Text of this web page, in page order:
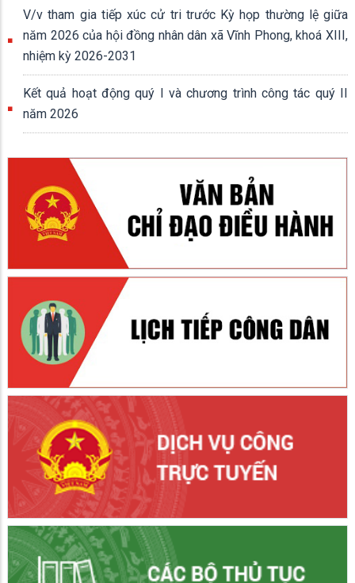
V/v tham gia tiếp xúc cử tri trước Kỳ họp thường lệ giữa
năm 2026 của hội đồng nhân dân xã Vĩnh Phong, khoá XIII,
nhiệm kỳ 2026-2031
Kết quả hoạt động quý I và chương trình công tác quý II
năm 2026